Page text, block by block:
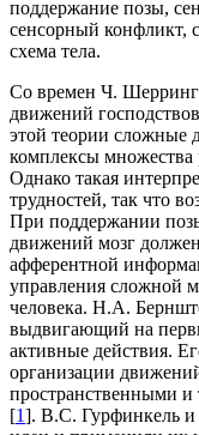
поддержание позы,
сенсорный конфликт,
схема тела.
Со времен Ч.
движений
этой теории сложные
комплексы множества
Однако такая
трудностей, так что
При поддержании
движений мозг
афферентной
управления сложной
человека. Н.А.
выдвигающий на
активные действия.
организации
пространственными
[1]. В.С. Гурфинкель и